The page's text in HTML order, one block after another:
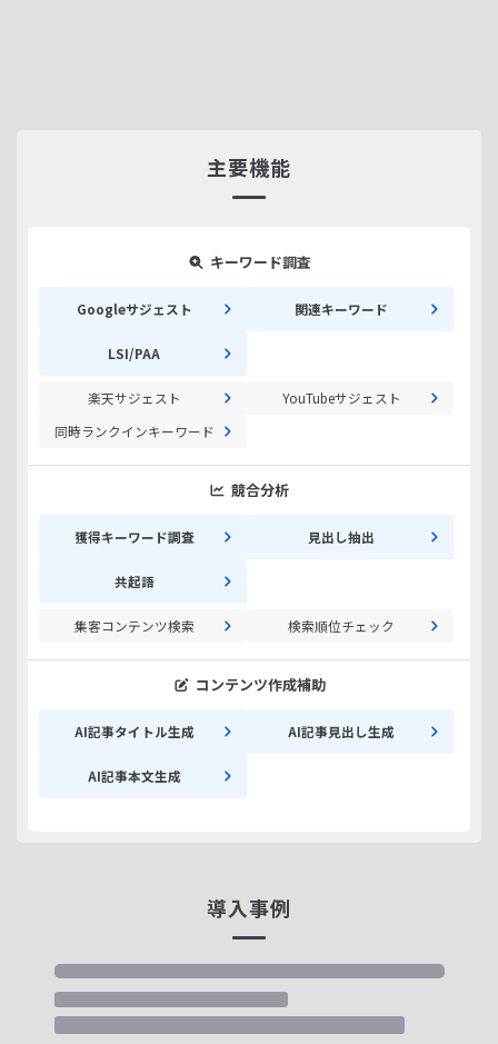
主要機能
キーワード調査
Googleサジェスト 関連キーワード
LSI/PAA
楽天サジェスト
YouTubeサジェスト
同時ランクインキーワード
競合分析
獲得キーワード調査 見出し抽出
共起語
集客コンテンツ検索 検索順位チェック
コンテンツ作成補助
AI記事タイトル生成 AI記事見出し生成
AI記事本文生成
導入事例